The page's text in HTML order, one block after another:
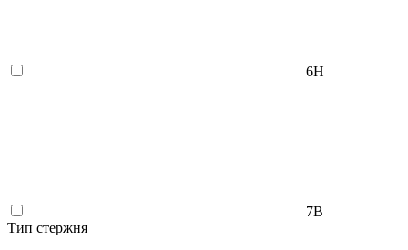
6H
7B
Тип стержня